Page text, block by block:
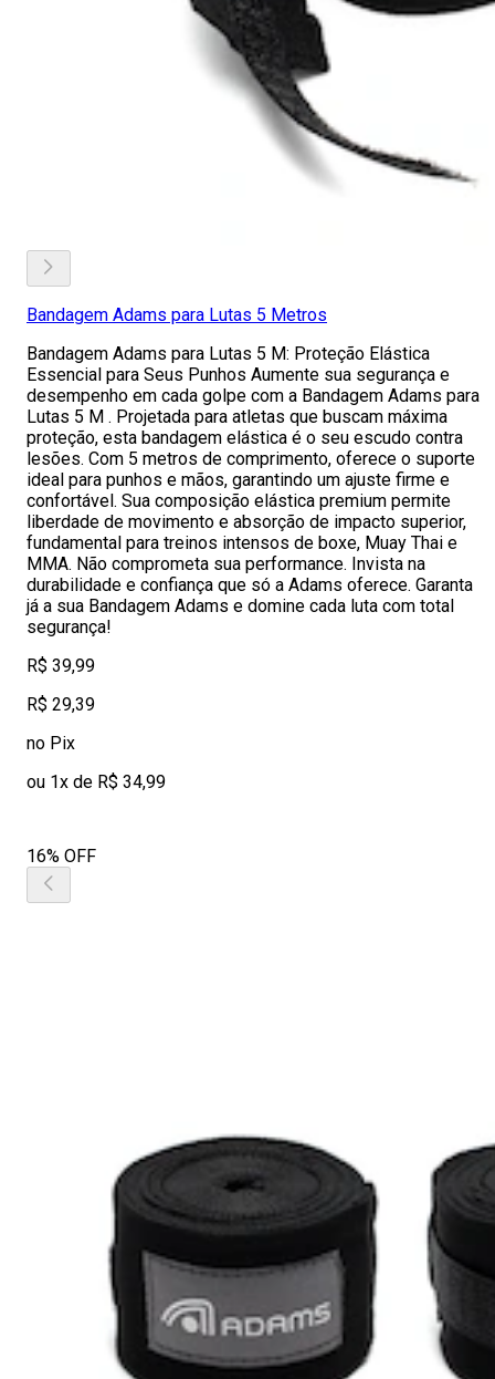
Bandagem Adams para Lutas 5 Metros
Bandagem Adams para Lutas 5 M: Proteção Elástica
Essencial para Seus Punhos Aumente sua segurança e
desempenho em cada golpe com a Bandagem Adams para
Lutas 5 M . Projetada para atletas que buscam máxima
proteção, esta bandagem elástica é o seu escudo contra
lesões. Com 5 metros de comprimento, oferece o suporte
ideal para punhos e mãos, garantindo um ajuste firme e
confortável. Sua composição elástica premium permite
liberdade de movimento e absorção de impacto superior,
fundamental para treinos intensos de boxe, Muay Thai e
MMA. Não comprometa sua performance. Invista na
durabilidade e confiança que só a Adams oferece. Garanta
já a sua Bandagem Adams e domine cada luta com total
segurança!
R$ 39,99
R$ 29,39
no Pix
ou 1x de R$ 34,99
16% OFF